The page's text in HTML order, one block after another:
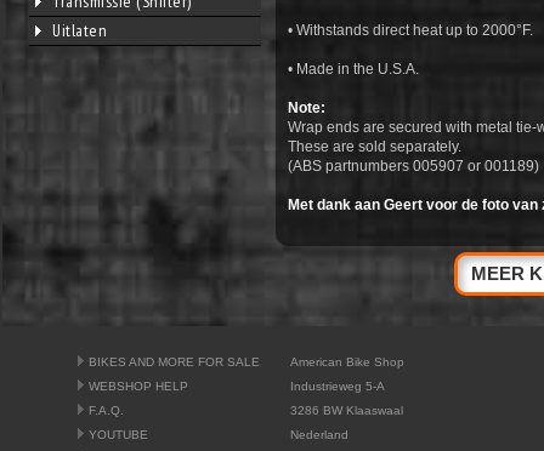
Uitlaten
• Withstands direct heat up to 2000°F.
• Made in the U.S.A.
Note:
Wrap ends are secured with metal tie-
These are sold separately.
(ABS partnumbers 005907 or 001189)
Met dank aan Geert voor de foto van
MEER
BIKES AND MORE FOR SALE
WEBSHOP HELP
F.A.Q.
YOUTUBE
American Bike Shop
Industrieweg 5-A
3286 BW Klaaswaal
Nederland